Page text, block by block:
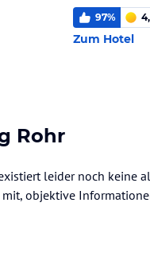
97%
Zum Hotel
Rohr
leider noch keine
objektive